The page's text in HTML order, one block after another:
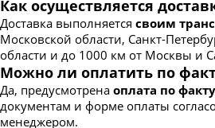
Как осуществляется
Доставка выполняется своим
Московской области, Санкт-
области и до 1000 км от Москвы и
Можно ли оплатить по
Да, предусмотрена оплата по
документам и форме оплаты
менеджером.